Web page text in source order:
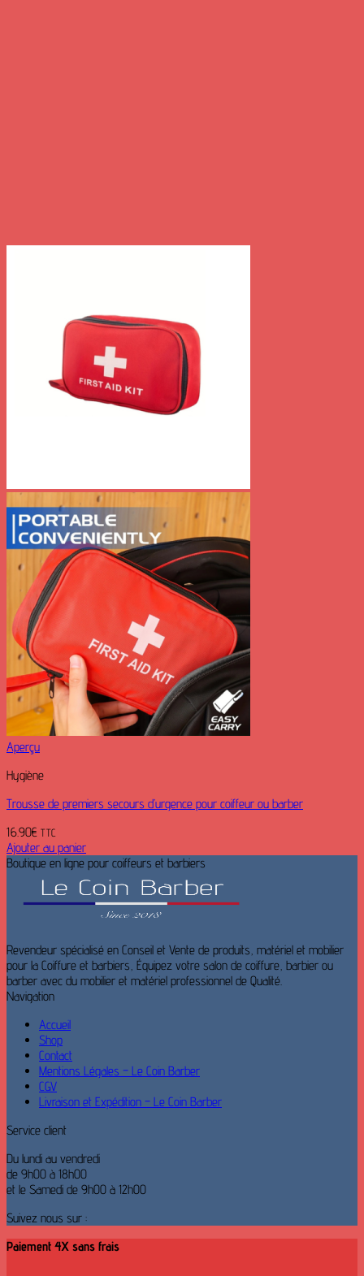
Aperçu
Hygiène
Trousse de premiers secours d’urgence pour coiffeur ou barber
16.90€ TTC
Ajouter au panier
Boutique en ligne pour coiffeurs et barbiers
Revendeur spécialisé en Conseil et Vente de produits, matériel et mobilier
pour la Coiffure et barbiers, Équipez votre salon de coiffure, barbier ou
barber avec du mobilier et matériel professionnel de Qualité.
Navigation
Accueil
Shop
Contact
Mentions Légales – Le Coin Barber
CGV
Livraison et Expédition – Le Coin Barber
Service client
Du lundi au vendredi
de 9h00 à 18h00
et le Samedi de 9h00 à 12h00
Suivez nous sur :
Paiement 4X sans frais